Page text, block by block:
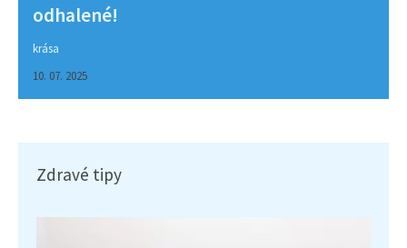
odhalené!
krása
10. 07. 2025
Zdravé tipy